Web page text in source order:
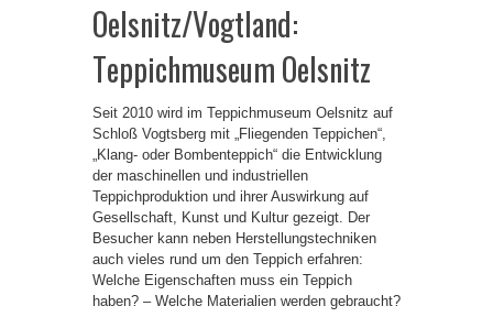
Oelsnitz/Vogtland:
Teppichmuseum Oelsnitz
Seit 2010 wird im Teppichmuseum Oelsnitz auf
Schloß Vogtsberg mit „Fliegenden Teppichen“,
„Klang- oder Bombenteppich“ die Entwicklung
der maschinellen und industriellen
Teppichproduktion und ihrer Auswirkung auf
Gesellschaft, Kunst und Kultur gezeigt. Der
Besucher kann neben Herstellungstechniken
auch vieles rund um den Teppich erfahren:
Welche Eigenschaften muss ein Teppich
haben? – Welche Materialien werden gebraucht?